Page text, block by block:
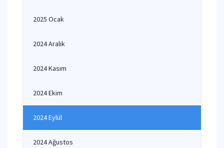
2025 Ocak
2024 Aralık
2024 Kasım
2024 Ekim
2024 Eylül
2024 Ağustos